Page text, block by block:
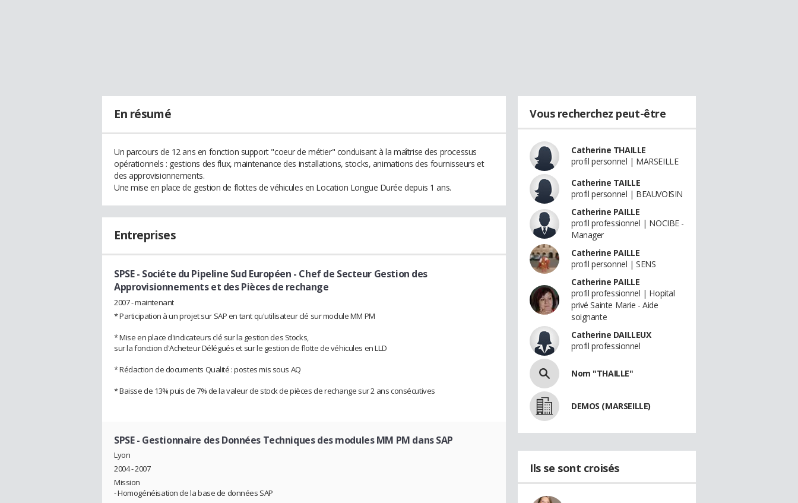
En résumé
Un parcours de 12 ans en fonction support "coeur de métier" conduisant à la maîtrise des processus
opérationnels : gestions des flux, maintenance des installations, stocks, animations des fournisseurs et
des approvisionnements.
Une mise en place de gestion de flottes de véhicules en Location Longue Durée depuis 1 ans.
Entreprises
SPSE - Sociéte du Pipeline Sud Européen - Chef de Secteur Gestion des
Approvisionnements et des Pièces de rechange
2007 - maintenant
* Participation à un projet sur SAP en tant qu'utilisateur clé sur module MM PM
* Mise en place d'indicateurs clé sur la gestion des Stocks,
sur la fonction d'Acheteur Délégués et sur le gestion de flotte de véhicules en LLD
* Rédaction de documents Qualité : postes mis sous AQ
* Baisse de 13% puis de 7% de la valeur de stock de pièces de rechange sur 2 ans consécutives
SPSE- Gestionnaire des Données Techniques des modules MM PM dans SAP
Lyon
2004 - 2007
Mission
- Homogénéisation de la base de données SAP
Vous recherchez peut-être
Catherine THAILLE
profil personnel | MARSEILLE
Catherine TAILLE
profil personnel | BEAUVOISIN
Catherine PAILLE
profil professionnel | NOCIBE -
Manager
Catherine PAILLE
profil personnel | SENS
Catherine PAILLE
profil professionnel | Hopital
privé Sainte Marie - Aide
soignante
Catherine DAILLEUX
profil professionnel
Nom "THAILLE"
DEMOS (MARSEILLE)
Ils se sont croisés